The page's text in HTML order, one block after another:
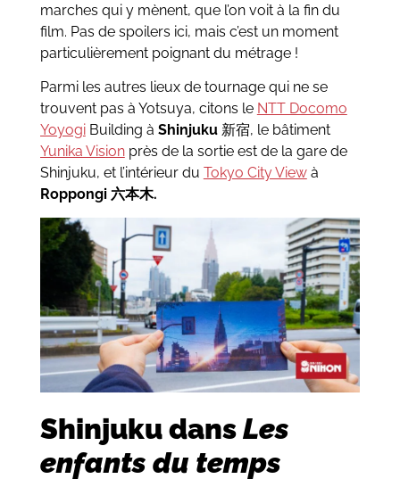
marches qui y mènent, que l’on voit à la fin du
film. Pas de spoilers ici, mais c’est un moment
particulièrement poignant du métrage !
Parmi les autres lieux de tournage qui ne se
trouvent pas à Yotsuya, citons le NTT Docomo
YoyogiBuilding à Shinjuku新宿, le bâtiment
Yunika Visionprès de la sortie est de la gare de
Shinjuku, et l’intérieur du Tokyo City Viewà
Roppongi 六本木.
Shinjuku dansLes
enfants du temps